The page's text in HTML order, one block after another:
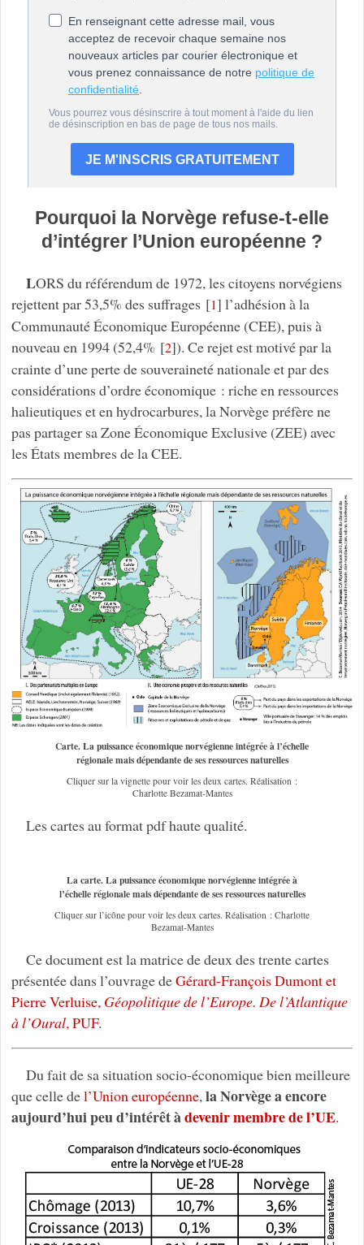
Pourquoi la Norvège refuse-t-elle
d’intégrer l’Union européenne ?
LORS du référendum de 1972, les citoyens norvégiens
rejettent par 53,5% des suffrages [1] l’adhésion à la
Communauté Économique Européenne (CEE), puis à
nouveau en 1994 (52,4% [2]). Ce rejet est motivé par la
crainte d’une perte de souveraineté nationale et par des
considérations d’ordre économique : riche en ressources
halieutiques et en hydrocarbures, la Norvège préfère ne
pas partager sa Zone Économique Exclusive (ZEE) avec
les États membres de la CEE.
Carte. La puissance économique norvégienne intégrée à l’échelle
régionale mais dépendante de ses ressources naturelles
Cliquer sur la vignette pour voir les deux cartes. Réalisation :
Charlotte Bezamat-Mantes
Les cartes au format pdf haute qualité.
La carte. La puissance économique norvégienne intégrée à
l’échelle régionale mais dépendante de ses ressources naturelles
Cliquer sur l’icône pour voir les deux cartes. Réalisation : Charlotte
Bezamat-Mantes
Ce document est la matrice de deux des trente cartes
présentée dans l’ouvrage deGérard-François Dumont et
Pierre Verluise, Géopolitique de l’Europe. De l’Atlantique
à l’Oural, PUF.
Du fait de sa situation socio-économique bien meilleure
que celle del’Union européenne,la Norvège a encore
aujourd’hui peu d’intérêt àdevenir membre de l’UE.